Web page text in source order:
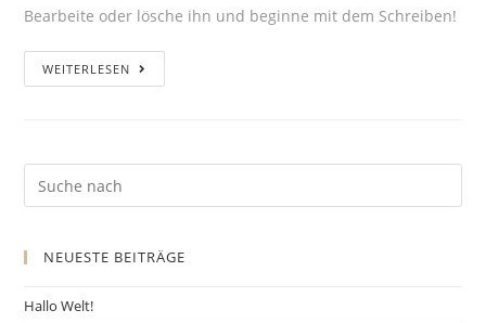
Bearbeite oder lösche ihn und beginne mit dem Schreiben!
WEITERLESEN
NEUESTE BEITRÄGE
Hallo Welt!